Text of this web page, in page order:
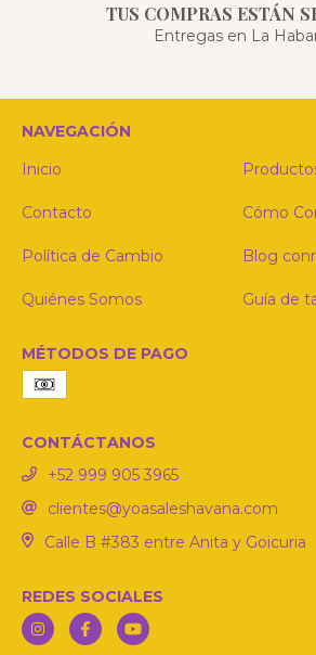
TUS COMPRAS ESTÁN
Entregas en La
NAVEGACIÓN
Inicio
Contacto Cómo
Política de Cambio Blog
Quiénes Somos Guía de
MÉTODOS DE PAGO
CONTÁCTANOS
‪+52 999 905 3965‬
clientes@yoasaleshavana.com
Calle B #383 entre Anita y Goicuria
REDES SOCIALES